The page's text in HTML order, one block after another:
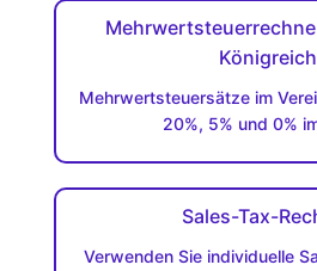
Königreich
Mehrwertsteuersätze im
20%, 5% und 0%
Sales-Tax-
Verwenden Sie individuelle